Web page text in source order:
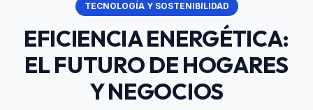
TECNOLOGÍA Y SOSTENIBILIDAD
EFICIENCIA ENERGÉTICA:
EL FUTURO DE HOGARES
Y NEGOCIOS